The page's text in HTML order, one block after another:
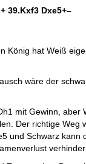
39.Kxf3 Dxe5+–
König hat Weiß
wäre der
mit Gewinn, aber
Der richtige Weg
und Schwarz kann